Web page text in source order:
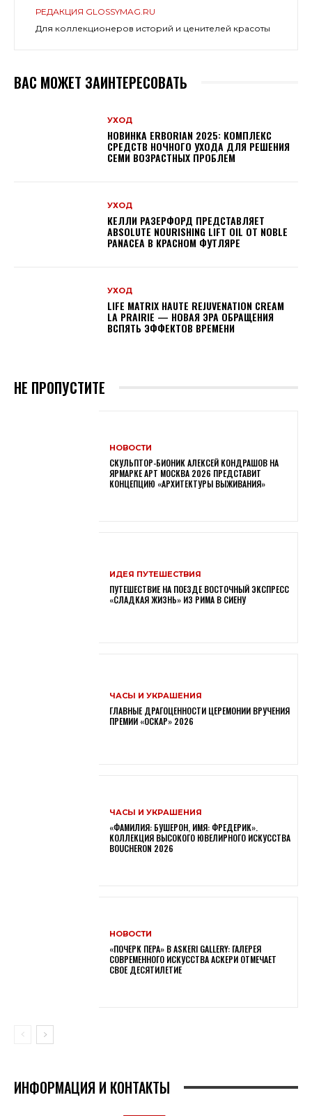
РЕДАКЦИЯ GLOSSYMAG.RU
Для коллекционеров историй и ценителей красоты
ВАС МОЖЕТ ЗАИНТЕРЕСОВАТЬ
УХОД
НОВИНКА ERBORIAN 2025: КОМПЛЕКС
СРЕДСТВ НОЧНОГО УХОДА ДЛЯ РЕШЕНИЯ
СЕМИ ВОЗРАСТНЫХ ПРОБЛЕМ
УХОД
КЕЛЛИ РАЗЕРФОРД ПРЕДСТАВЛЯЕТ
ABSOLUTE NOURISHING LIFT OIL ОТ NOBLE
PANACEA В КРАСНОМ ФУТЛЯРЕ
УХОД
LIFE MATRIX HAUTE REJUVENATION CREAM
LA PRAIRIE — НОВАЯ ЭРА ОБРАЩЕНИЯ
ВСПЯТЬ ЭФФЕКТОВ ВРЕМЕНИ
НЕ ПРОПУСТИТЕ
НОВОСТИ
СКУЛЬПТОР-БИОНИК АЛЕКСЕЙ КОНДРАШОВ НА
ЯРМАРКЕ АРТ МОСКВА 2026 ПРЕДСТАВИТ
КОНЦЕПЦИЮ «АРХИТЕКТУРЫ ВЫЖИВАНИЯ»
ИДЕЯ ПУТЕШЕСТВИЯ
ПУТЕШЕСТВИЕ НА ПОЕЗДЕ ВОСТОЧНЫЙ ЭКСПРЕСС
«СЛАДКАЯ ЖИЗНЬ» ИЗ РИМА В СИЕНУ
ЧАСЫ И УКРАШЕНИЯ
ГЛАВНЫЕ ДРАГОЦЕННОСТИ ЦЕРЕМОНИИ ВРУЧЕНИЯ
ПРЕМИИ «ОСКАР» 2026
ЧАСЫ И УКРАШЕНИЯ
«ФАМИЛИЯ: БУШЕРОН, ИМЯ: ФРЕДЕРИК».
КОЛЛЕКЦИЯ ВЫСОКОГО ЮВЕЛИРНОГО ИСКУССТВА
BOUCHERON 2026
НОВОСТИ
«ПОЧЕРК ПЕРА» В ASKERI GALLERY: ГАЛЕРЕЯ
СОВРЕМЕННОГО ИСКУССТВА АСКЕРИ ОТМЕЧАЕТ
СВОЕ ДЕСЯТИЛЕТИЕ
ИНФОРМАЦИЯ И КОНТАКТЫ